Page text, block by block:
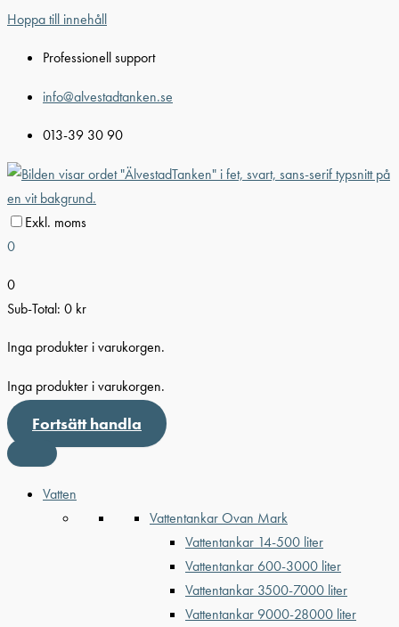
Hoppa till innehåll
Professionell support
info@alvestadtanken.se
013-39 30 90
Exkl. moms
0
0
Sub-Total: 0 kr
Inga produkter i varukorgen.
Inga produkter i varukorgen.
Fortsätt handla
Vatten
Vattentankar Ovan Mark
Vattentankar 14-500 liter
Vattentankar 600-3000 liter
Vattentankar 3500-7000 liter
Vattentankar 9000-28000 liter